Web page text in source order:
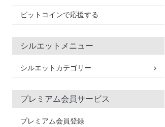
ビットコインで応援する
シルエットメニュー
シルエットカテゴリー
プレミアム会員サービス
プレミアム会員登録